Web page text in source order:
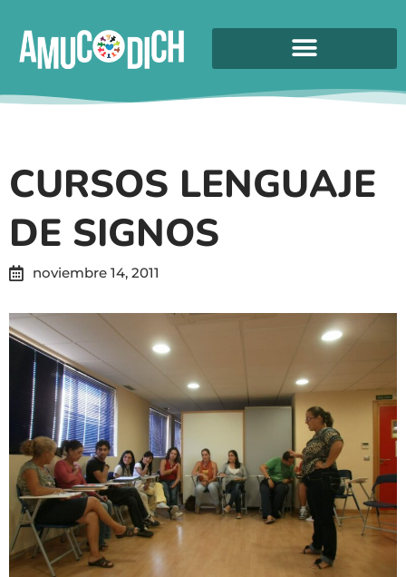
CURSOS LENGUAJE
DE SIGNOS
noviembre 14, 2011